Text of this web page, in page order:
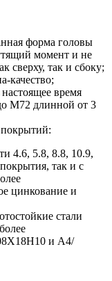
форма головы
момент и не
сверху, так и сбоку;
качество;
время
М72 длинной от 3
покрытий:
4.6, 5.8, 8.8, 10.9,
так и с
цинкование и
стали
и A4/